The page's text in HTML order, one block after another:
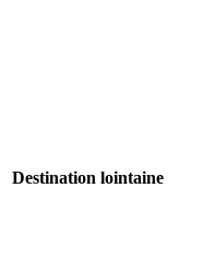
Destination lointaine